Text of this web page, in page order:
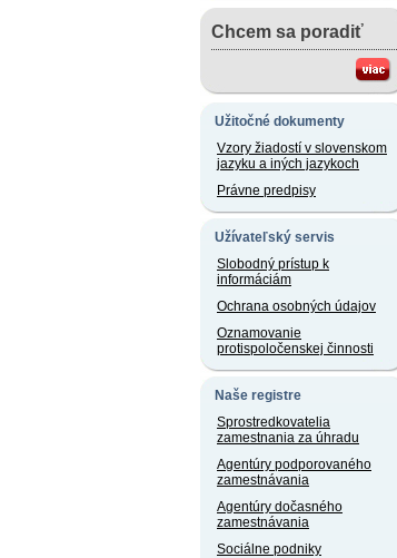
Chcem sa poradiť
Užitočné dokumenty
Vzory žiadostí v slovenskom
jazyku a iných jazykoch
Právne predpisy
Užívateľský servis
Slobodný prístup k
informáciám
Ochrana osobných údajov
Oznamovanie
protispoločenskej činnosti
Naše registre
Sprostredkovatelia
zamestnania za úhradu
Agentúry podporovaného
zamestnávania
Agentúry dočasného
zamestnávania
Sociálne podniky